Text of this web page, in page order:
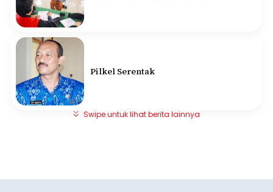
Pilkel Serentak
Swipe untuk lihat berita lainnya